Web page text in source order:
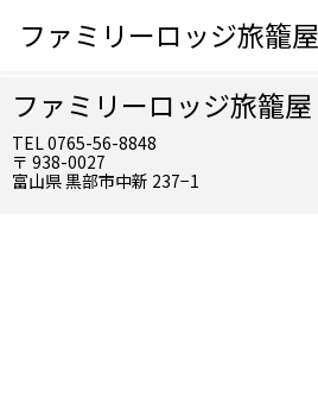
ファミリーロッジ旅籠
ファミリーロッジ旅籠
TEL 0765-56-8848
〒 938-0027
富山県 黒部市中新 237−1